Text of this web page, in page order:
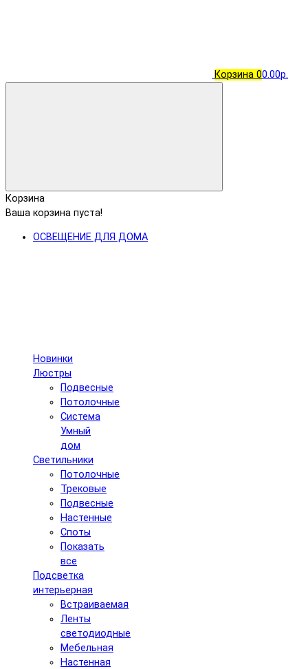
Корзина 00.00р.
Корзина
Ваша корзина пуста!
ОСВЕЩЕНИЕ ДЛЯ ДОМА
Новинки
Люстры
Подвесные
Потолочные
Система
Умный
дом
Светильники
Потолочные
Трековые
Подвесные
Настенные
Споты
Показать
все
Подсветка
интерьерная
Встраиваемая
Ленты
светодиодные
Мебельная
Настенная